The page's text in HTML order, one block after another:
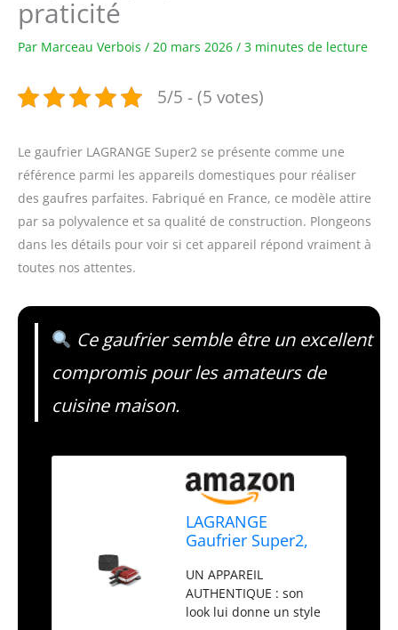
praticité
Par Marceau Verbois / 20 mars 2026 / 3 minutes de lecture
5/5 - (5 votes)
Le gaufrier LAGRANGE Super2 se présente comme une
référence parmi les appareils domestiques pour réaliser
des gaufres parfaites. Fabriqué en France, ce modèle attire
par sa polyvalence et sa qualité de construction. Plongeons
dans les détails pour voir si cet appareil répond vraiment à
toutes nos attentes.
Ce gaufrier semble être un excellent
compromis pour les amateurs de
cuisine maison.
LAGRANGE
Gaufrier Super2,
plaques inclus
(Gaufre Coeur),
Fabriqué en
UN APPAREIL
AUTHENTIQUE : son
look lui donne un style